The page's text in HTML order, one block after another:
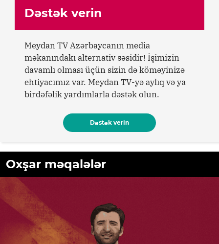
Dəstək verin
Meydan TV Azərbaycanın media
məkanındakı alternativ səsidir! İşimizin
davamlı olması üçün sizin də köməyinizə
ehtiyacımız var. Meydan TV-yə aylıq və ya
birdəfəlik yardımlarla dəstək olun.
Dəstək verin
Oxşar məqalələr